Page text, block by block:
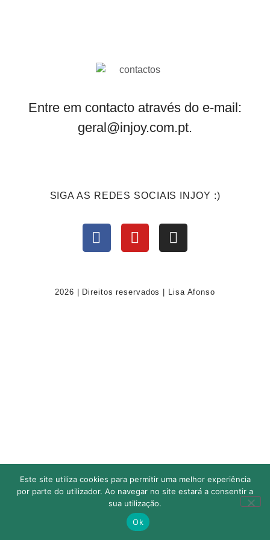
Entre em contacto através do e-mail:
geral@injoy.com.pt.
SIGA AS REDES SOCIAIS INJOY :)
2026 | Direitos reservados | Lisa Afonso
Este site utiliza cookies para permitir uma melhor experiência
por parte do utilizador. Ao navegar no site estará a consentir a
sua utilização.
Ok